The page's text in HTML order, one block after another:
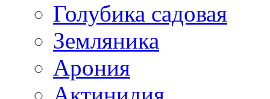
Голубика садовая
Земляника
Арония